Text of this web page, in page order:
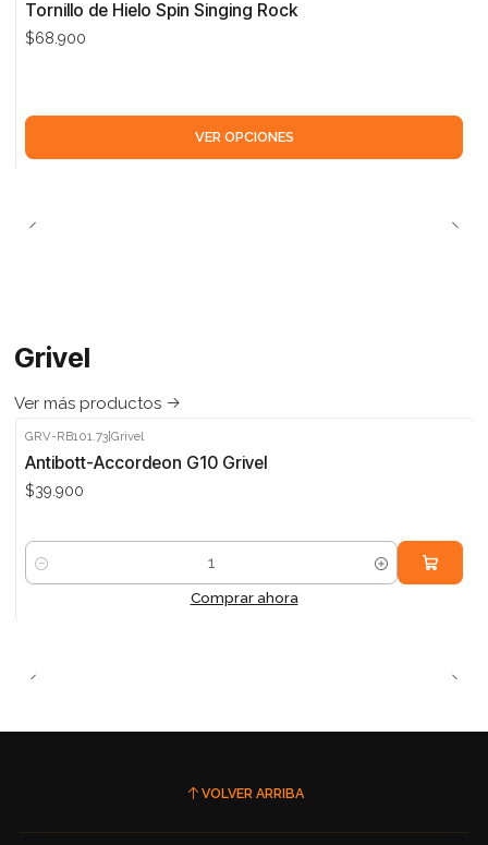
Tornillo de Hielo Spin Singing Rock
$68.900
VER OPCIONES
Grivel
Ver más productos
GRV-RB101.73|Grivel
Antibott-Accordeon G10 Grivel
$39.900
Cantidad
Comprar ahora
VOLVER ARRIBA